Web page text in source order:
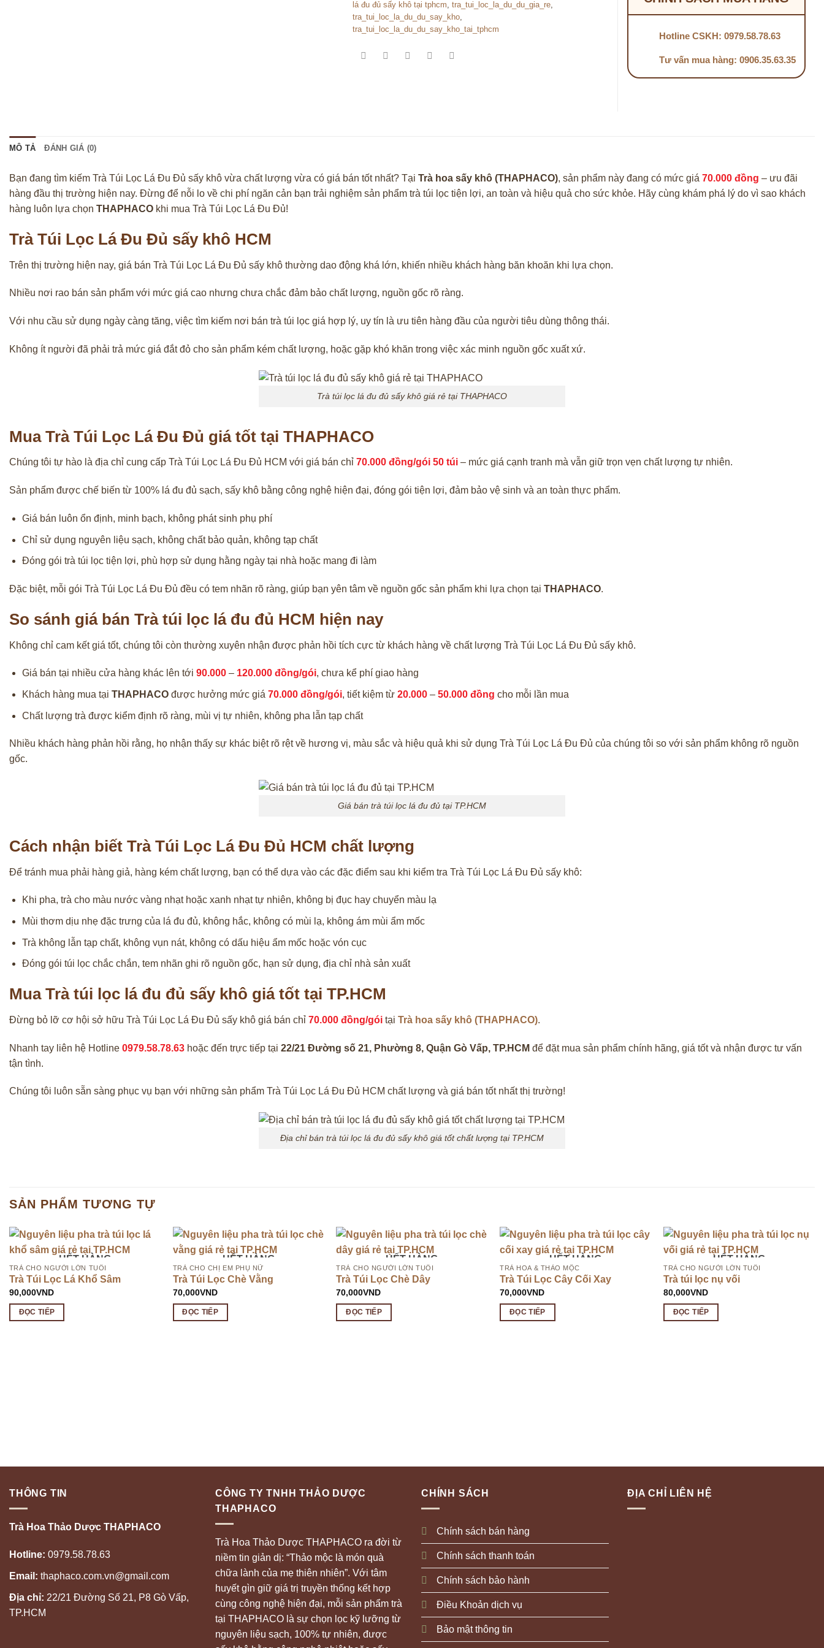
lá đu đủ sấy khô tại tphcm, tra_tui_loc_la_du_du_gia_re,
tra_tui_loc_la_du_du_say_kho,
tra_tui_loc_la_du_du_say_kho_tai_tphcm
Hotline CSKH: 0979.58.78.63
Tư vấn mua hàng: 0906.35.63.35
MÔ TẢ ĐÁNH GIÁ (0)
Bạn đang tìm kiếm Trà Túi Lọc Lá Đu Đủ sấy khô vừa chất lượng vừa có giá bán tốt nhất? Tại Trà hoa sấy khô (THAPHACO), sản phẩm này đang có mức giá 70.000 đồng – ưu đãi
hàng đầu thị trường hiện nay. Đừng để nỗi lo về chi phí ngăn cản bạn trải nghiệm sản phẩm trà túi lọc tiện lợi, an toàn và hiệu quả cho sức khỏe. Hãy cùng khám phá lý do vì sao khách
hàng luôn lựa chọn THAPHACO khi mua Trà Túi Lọc Lá Đu Đủ!
Trà Túi Lọc Lá Đu Đủ sấy khô HCM
Trên thị trường hiện nay, giá bán Trà Túi Lọc Lá Đu Đủ sấy khô thường dao động khá lớn, khiến nhiều khách hàng băn khoăn khi lựa chọn.
Nhiều nơi rao bán sản phẩm với mức giá cao nhưng chưa chắc đảm bảo chất lượng, nguồn gốc rõ ràng.
Với nhu cầu sử dụng ngày càng tăng, việc tìm kiếm nơi bán trà túi lọc giá hợp lý, uy tín là ưu tiên hàng đầu của người tiêu dùng thông thái.
Không ít người đã phải trả mức giá đắt đỏ cho sản phẩm kém chất lượng, hoặc gặp khó khăn trong việc xác minh nguồn gốc xuất xứ.
Trà túi lọc lá đu đủ sấy khô giá rẻ tại THAPHACO
Mua Trà Túi Lọc Lá Đu Đủ giá tốt tại THAPHACO
Chúng tôi tự hào là địa chỉ cung cấp Trà Túi Lọc Lá Đu Đủ HCM với giá bán chỉ 70.000 đồng/gói 50 túi – mức giá cạnh tranh mà vẫn giữ trọn vẹn chất lượng tự nhiên.
Sản phẩm được chế biến từ 100% lá đu đủ sạch, sấy khô bằng công nghệ hiện đại, đóng gói tiện lợi, đảm bảo vệ sinh và an toàn thực phẩm.
Giá bán luôn ổn định, minh bạch, không phát sinh phụ phí
Chỉ sử dụng nguyên liệu sạch, không chất bảo quản, không tạp chất
Đóng gói trà túi lọc tiện lợi, phù hợp sử dụng hằng ngày tại nhà hoặc mang đi làm
Đặc biệt, mỗi gói Trà Túi Lọc Lá Đu Đủ đều có tem nhãn rõ ràng, giúp bạn yên tâm về nguồn gốc sản phẩm khi lựa chọn tại THAPHACO.
So sánh giá bán Trà túi lọc lá đu đủ HCM hiện nay
Không chỉ cam kết giá tốt, chúng tôi còn thường xuyên nhận được phản hồi tích cực từ khách hàng về chất lượng Trà Túi Lọc Lá Đu Đủ sấy khô.
Giá bán tại nhiều cửa hàng khác lên tới 90.000– 120.000 đồng/gói, chưa kể phí giao hàng
Khách hàng mua tại THAPHACOđược hưởng mức giá 70.000 đồng/gói, tiết kiệm từ 20.000– 50.000 đồng cho mỗi lần mua
Chất lượng trà được kiểm định rõ ràng, mùi vị tự nhiên, không pha lẫn tạp chất
Nhiều khách hàng phản hồi rằng, họ nhận thấy sự khác biệt rõ rệt về hương vị, màu sắc và hiệu quả khi sử dụng Trà Túi Lọc Lá Đu Đủ của chúng tôi so với sản phẩm không rõ nguồn
gốc.
Giá bán trà túi lọc lá đu đủ tại TP.HCM
Cách nhận biết Trà Túi Lọc Lá Đu Đủ HCM chất lượng
Để tránh mua phải hàng giả, hàng kém chất lượng, bạn có thể dựa vào các đặc điểm sau khi kiểm tra Trà Túi Lọc Lá Đu Đủ sấy khô:
Khi pha, trà cho màu nước vàng nhạt hoặc xanh nhạt tự nhiên, không bị đục hay chuyển màu lạ
Mùi thơm dịu nhẹ đặc trưng của lá đu đủ, không hắc, không có mùi lạ, không ám mùi ẩm mốc
Trà không lẫn tạp chất, không vụn nát, không có dấu hiệu ẩm mốc hoặc vón cục
Đóng gói túi lọc chắc chắn, tem nhãn ghi rõ nguồn gốc, hạn sử dụng, địa chỉ nhà sản xuất
Mua Trà túi lọc lá đu đủ sấy khô giá tốt tại TP.HCM
Đừng bỏ lỡ cơ hội sở hữu Trà Túi Lọc Lá Đu Đủ sấy khô giá bán chỉ 70.000 đồng/gói tại Trà hoa sấy khô (THAPHACO).
Nhanh tay liên hệ Hotline 0979.58.78.63 hoặc đến trực tiếp tại 22/21 Đường số 21, Phường 8, Quận Gò Vấp, TP.HCM để đặt mua sản phẩm chính hãng, giá tốt và nhận được tư vấn
tận tình.
Chúng tôi luôn sẵn sàng phục vụ bạn với những sản phẩm Trà Túi Lọc Lá Đu Đủ HCM chất lượng và giá bán tốt nhất thị trường!
Địa chỉ bán trà túi lọc lá đu đủ sấy khô giá tốt chất lượng tại TP.HCM
SẢN PHẨM TƯƠNG TỰ
HẾT HÀNG
TRÀ CHO NGƯỜI LỚN TUỔI
Trà Túi Lọc Lá Khổ Sâm
90,000VND
ĐỌC TIẾP
HẾT HÀNG
TRÀ CHO CHỊ EM PHỤ NỮ
Trà Túi Lọc Chè Vằng
70,000VND
ĐỌC TIẾP
HẾT HÀNG
TRÀ CHO NGƯỜI LỚN TUỔI
Trà Túi Lọc Chè Dây
70,000VND
ĐỌC TIẾP
HẾT HÀNG
TRÀ HOA & THẢO MỘC
Trà Túi Lọc Cây Cối Xay
70,000VND
ĐỌC TIẾP
HẾT HÀNG
TRÀ CHO NGƯỜI LỚN TUỔI
Trà túi lọc nụ vối
80,000VND
ĐỌC TIẾP
THÔNG TIN
Trà Hoa Thảo Dược THAPHACO
Hotline: 0979.58.78.63
Email: thaphaco.com.vn@gmail.com
Địa chỉ: 22/21 Đường Số 21, P8 Gò Vấp,
TP.HCM
CÔNG TY TNHH THẢO DƯỢC
THAPHACO
Trà Hoa Thảo Dược THAPHACO ra đời từ
niềm tin giản dị: “Thảo mộc là món quà
chữa lành của mẹ thiên nhiên”. Với tâm
huyết gìn giữ giá trị truyền thống kết hợp
cùng công nghệ hiện đại, mỗi sản phẩm trà
tại THAPHACO là sự chọn lọc kỹ lưỡng từ
nguyên liệu sạch, 100% tự nhiên, được
CHÍNH SÁCH
Chính sách bán hàng
Chính sách thanh toán
Chính sách bảo hành
Điều Khoản dịch vụ
Bảo mật thông tin
ĐỊA CHỈ LIÊN HỆ